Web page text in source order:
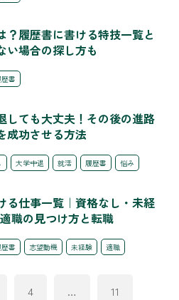
？履歴書に書ける特技一覧と
い場合の探し方も
書
しても大丈夫！その後の進路
成功させる方法
大学中退 就活 履歴書 悩み
る仕事一覧｜資格なし・未経
職の見つけ方と転職
書 志望動機 未経験 適職
4 … 11